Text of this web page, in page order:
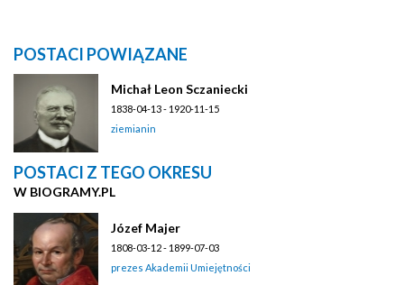
POSTACI POWIĄZANE
Michał Leon Sczaniecki
1838-04-13 - 1920-11-15
ziemianin
POSTACI Z TEGO OKRESU
W BIOGRAMY.PL
Józef Majer
1808-03-12 - 1899-07-03
prezes Akademii Umiejętności